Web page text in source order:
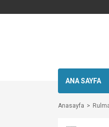
ANA SAYFA
Anasayfa